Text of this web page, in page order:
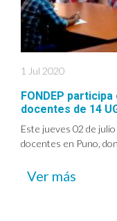
1 Jul 2020
FONDEP
docentes de 14
Este jueves 02 de
docentes en Puno,
Ver más